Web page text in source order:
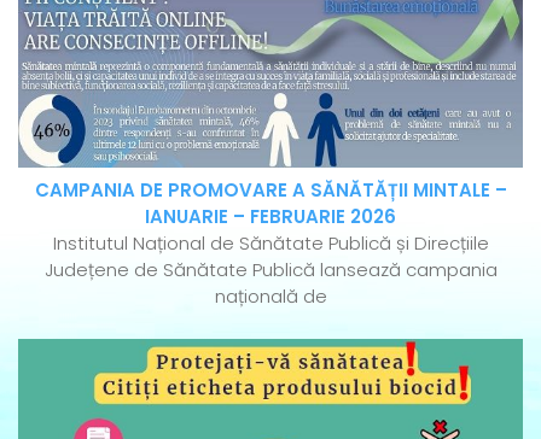
CAMPANIA DE PROMOVARE A SĂNĂTĂȚII MINTALE –
IANUARIE – FEBRUARIE 2026
Institutul Național de Sănătate Publică și Direcțiile
Județene de Sănătate Publică lansează campania
națională de